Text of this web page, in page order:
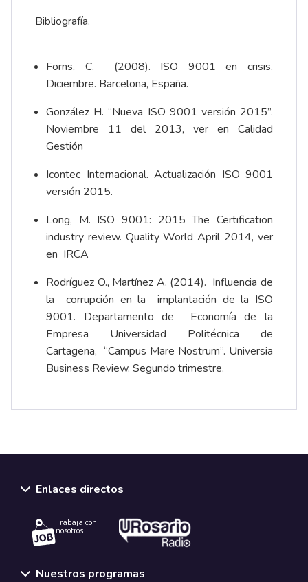
Bibliografía.
Forns, C. (2008). ISO 9001 en crisis.
Diciembre. Barcelona, España.
González H. “Nueva ISO 9001 versión 2015”.
Noviembre 11 del 2013, ver en Calidad
Gestión
Icontec Internacional. Actualización ISO 9001
versión 2015.
Long, M. ISO 9001: 2015 The Certification
industry review. Quality World April 2014, ver
en IRCA
Rodríguez O., Martínez A. (2014). Influencia de
la corrupción en la implantación de la ISO
9001. Departamento de Economía de la
Empresa Universidad Politécnica de
Cartagena, “Campus Mare Nostrum”. Universia
Business Review. Segundo trimestre.
Enlaces directos
Trabaja con
nosotros.
Nuestros programas